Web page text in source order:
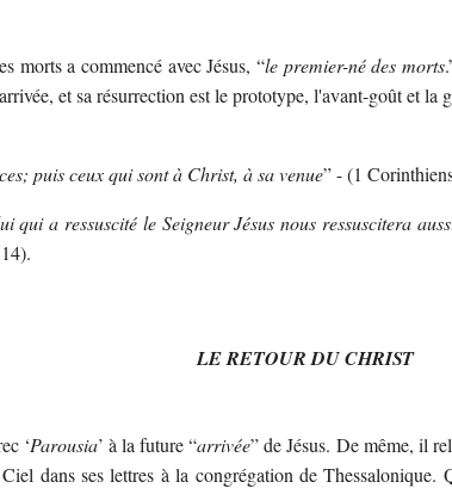
morts a commencé avec Jésus, “le premier-né des morts
et sa résurrection est le prototype, l'avant-goût et la
puis ceux qui sont à Christ, à sa venue” - (1
qui a ressuscité le Seigneur Jésus nous ressuscitera
LE RETOUR DU CHRIST
‘Parousia’ à la future “arrivée” de Jésus. De même, il
dans ses lettres à la congrégation de Thessalonique.